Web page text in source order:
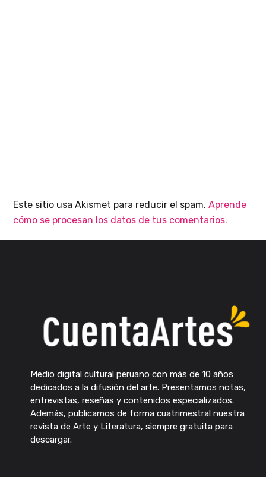
Este sitio usa Akismet para reducir el spam.Aprende
cómo se procesan los datos de tus comentarios.
Medio digital cultural peruano con más de 10 años
dedicados a la difusión del arte. Presentamos notas,
entrevistas, reseñas y contenidos especializados.
Además, publicamos de forma cuatrimestral nuestra
revista de Arte y Literatura, siempre gratuita para
descargar.